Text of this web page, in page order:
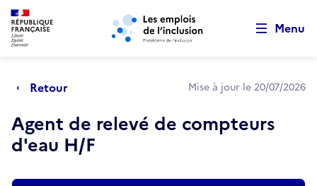
Aller au menu principal Aller au contenu principal
Menu
Retour Mise à jour le 20/07/2026
Agent de relevé de compteurs
d'eau H/F
Retour au début de la page
Panneau de gestion des cookies